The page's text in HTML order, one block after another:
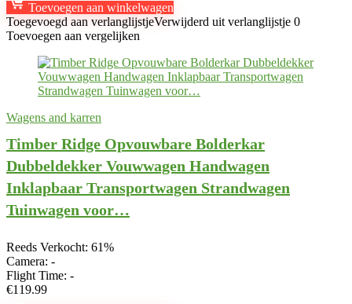
Toevoegen aan winkelwagen
Toegevoegd aan verlanglijstjeVerwijderd uit verlanglijstje 0
Toevoegen aan vergelijken
Wagens and karren
Timber Ridge Opvouwbare Bolderkar
Dubbeldekker Vouwwagen Handwagen
Inklapbaar Transportwagen Strandwagen
Tuinwagen voor…
Reeds Verkocht: 61%
Camera: -
Flight Time: -
€119.99